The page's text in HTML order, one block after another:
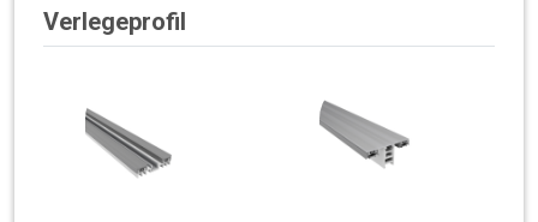
Verlegeprofil